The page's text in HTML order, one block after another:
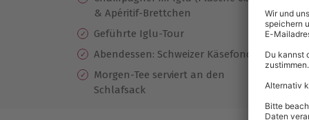
& Apéritif-Brettchen
Geführte Iglu-Tour
Abendessen: Schweizer Käsefondue
Morgen-Tee serviert an den
Schlafsack